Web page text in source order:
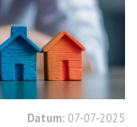
Datum: 07-07-2025